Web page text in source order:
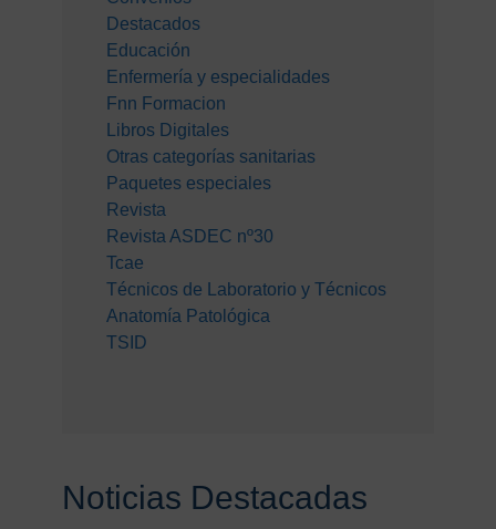
Destacados
Educación
Enfermería y especialidades
Fnn Formacion
Libros Digitales
Otras categorías sanitarias
Paquetes especiales
Revista
Revista ASDEC nº30
Tcae
Técnicos de Laboratorio y Técnicos
Anatomía Patológica
TSID
Noticias Destacadas